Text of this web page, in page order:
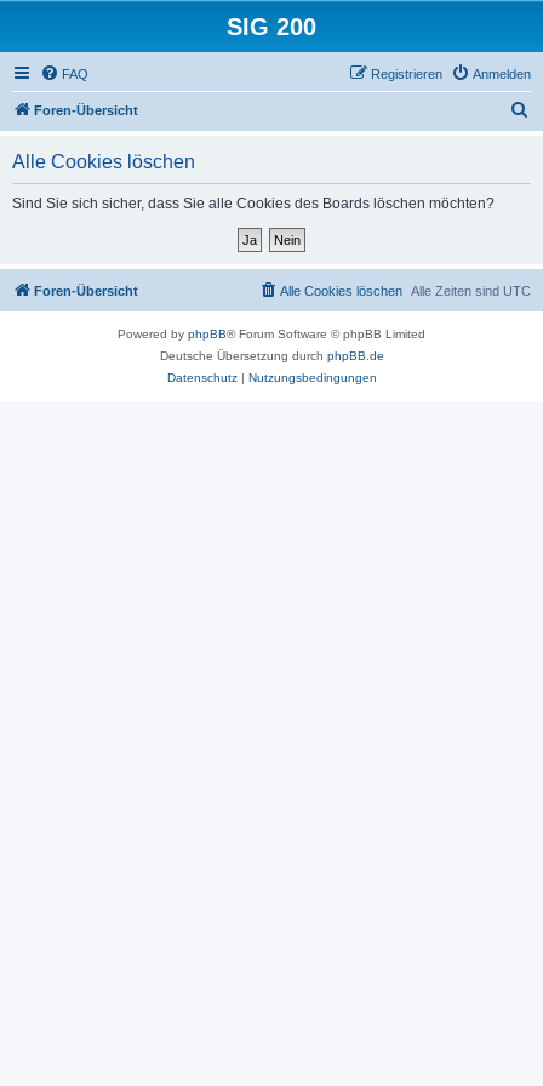
SIG 200
FAQ Anmelden
Registrieren
Foren-Übersicht
Alle Cookies löschen
Sind Sie sich sicher, dass Sie alle Cookies des Boards löschen möchten?
Foren-Übersicht Alle Zeiten sind UTC
Alle Cookies löschen
Powered by phpBB® Forum Software © phpBB Limited
Deutsche Übersetzung durch phpBB.de
Datenschutz| Nutzungsbedingungen